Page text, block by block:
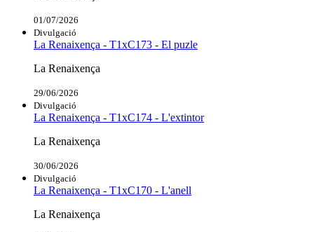
01/07/2026
Divulgació
La Renaixença - T1xC173 - El puzle
La Renaixença
29/06/2026
Divulgació
La Renaixença - T1xC174 - L'extintor
La Renaixença
30/06/2026
Divulgació
La Renaixença - T1xC170 - L'anell
La Renaixença